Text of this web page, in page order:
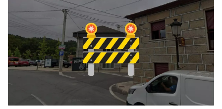
Itxu Díaz
CRÓNICAS DE VERANO
El doble bikini como filosofía de vida